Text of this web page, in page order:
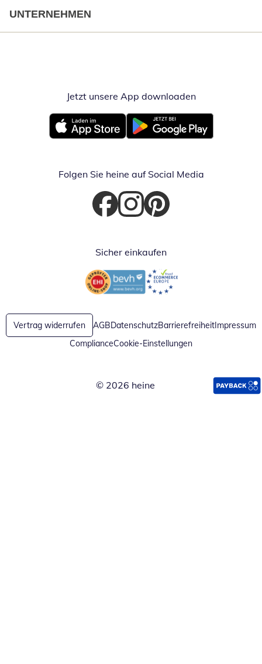
UNTERNEHMEN
Jetzt unsere App downloadenÖffnet in
Öffnet in neuem FensterÖffnet in neuem Fenster
Folgen Sie heine auf Social Media
Öffnet in neuem Fenster
Öffnet in neuem Fenster
Öffnet in neuem Fenster
Sicher einkaufen
Öffnet in neuem FensterÖffnet in neuem Fenster
Vertrag widerrufen AGBDatenschutzBarrierefreiheitImpressum
ComplianceCookie-Einstellungen
© 2026 heine